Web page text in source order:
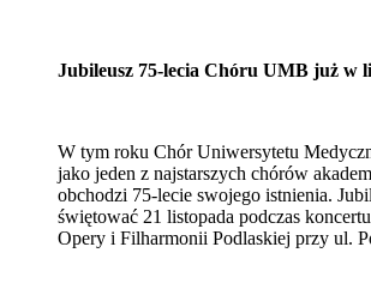
Jubileusz 75-lecia Chóru UMB już w
W tym roku Chór Uniwersytetu
jako jeden z najstarszych chórów
obchodzi 75-lecie swojego istnienia.
świętować 21 listopada podczas
Opery i Filharmonii Podlaskiej przy ul.